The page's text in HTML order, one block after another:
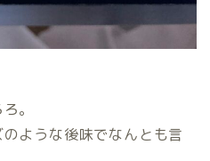
。
ような後味でなんとも言